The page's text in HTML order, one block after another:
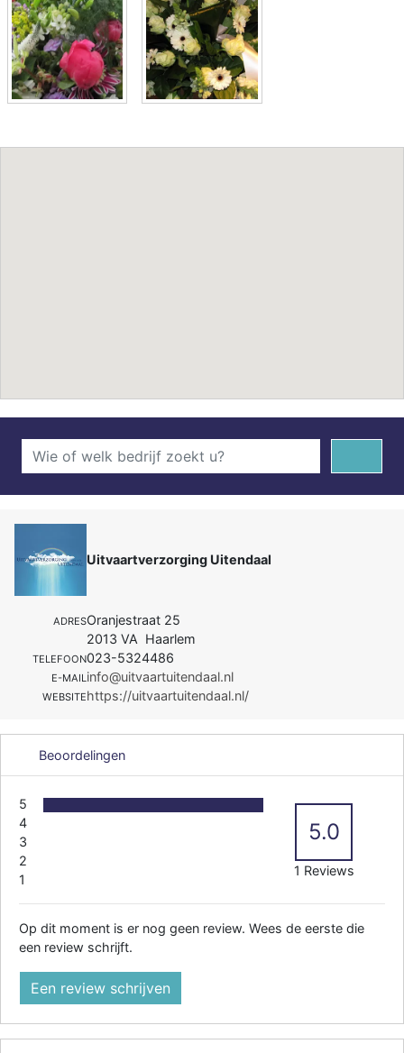
Uitvaartverzorging Uitendaal
ADRESOranjestraat 25
2013 VA Haarlem
TELEFOON023-5324486
E-MAIL info@uitvaartuitendaal.nl
WEBSITEhttps://uitvaartuitendaal.nl/
Beoordelingen
5
4
3
2
1
5.0
1 Reviews
Op dit moment is er nog geen review. Wees de eerste die
een review schrijft.
Een review schrijven